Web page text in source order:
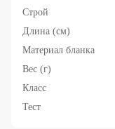
Строй
Длина (см)
Материал бланка
Вес (г)
Класс
Тест